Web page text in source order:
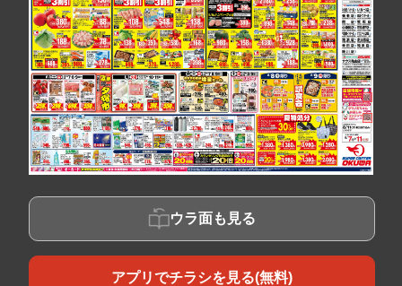
ウラ面も見る
アプリでチラシを見る(無料)